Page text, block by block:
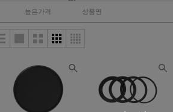
높은가격 상품명